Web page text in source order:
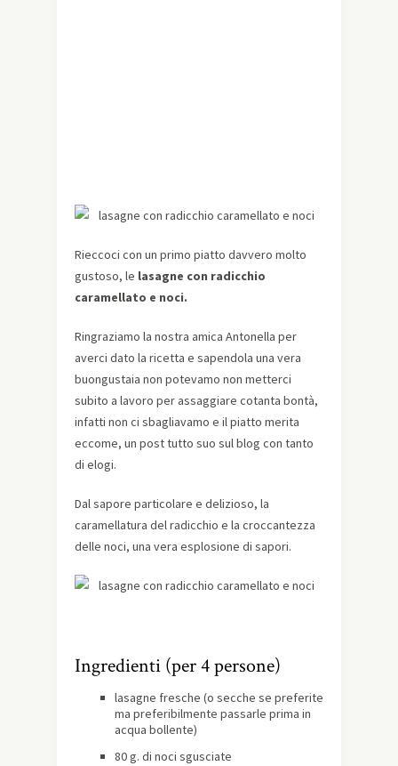
Rieccoci con un primo piatto davvero molto
gustoso, le lasagne con radicchio
caramellato e noci.
Ringraziamo la nostra amica Antonella per
averci dato la ricetta e sapendola una vera
buongustaia non potevamo non metterci
subito a lavoro per assaggiare cotanta bontà,
infatti non ci sbagliavamo e il piatto merita
eccome, un post tutto suo sul blog con tanto
di elogi.
Dal sapore particolare e delizioso, la
caramellatura del radicchio e la croccantezza
delle noci, una vera esplosione di sapori.
Ingredienti (per 4 persone)
lasagne fresche (o secche se preferite
ma preferibilmente passarle prima in
acqua bollente)
80 g. di noci sgusciate